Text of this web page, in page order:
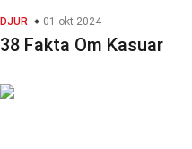
DJUR 01 okt 2024
38 Fakta Om Kasuar